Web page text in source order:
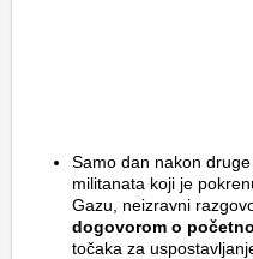
Samo dan nakon
militanata koji je
Gazu, neizravni
dogovorom o
točaka za